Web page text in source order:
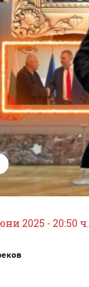
2025 - 20:50 ч.